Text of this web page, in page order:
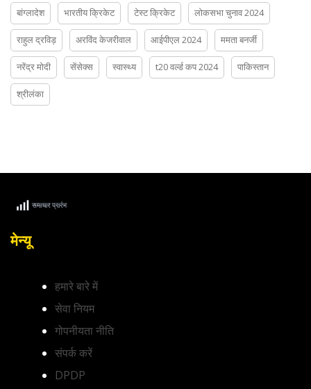
बांग्लादेश भारतीय क्रिकेट टेस्ट क्रिकेट लोकसभा चुनाव 2024
राहुल द्रविड़ अरविंद केजरीवाल आईपीएल 2024 ममता बनर्जी
नरेंद्र मोदी सेंसेक्स स्वास्थ्य t20 वर्ल्ड कप 2024 पाकिस्तान
श्रीलंका
मेन्यू
हमारे बारे में
सेवा नियम
गोपनीयता नीति
संपर्क करें
DPDP